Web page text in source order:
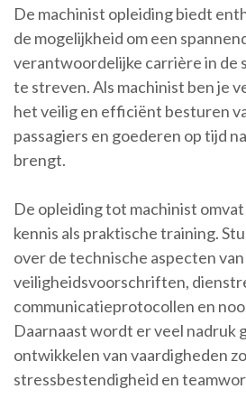
De machinist opleiding biedt
de mogelijkheid om een
verantwoordelijke carrière in de
te streven. Als machinist ben je
het veilig en efficiënt besturen
passagiers en goederen op tijd
brengt.
De opleiding tot machinist
kennis als praktische training.
over de technische aspecten
veiligheidsvoorschriften,
communicatieprotocollen en
Daarnaast wordt er veel nadruk
ontwikkelen van vaardigheden
stressbestendigheid en